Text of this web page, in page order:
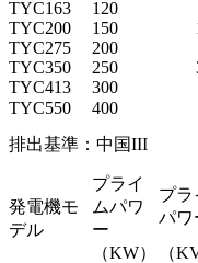
TYC163
120
TYC200
150
TYC275
200
TYC350
250
TYC413
300
TYC550
400
排出基準：中国III
発電機モ
デル
プライ
ムパワ
ー
プラ
パワ
（KW）
（